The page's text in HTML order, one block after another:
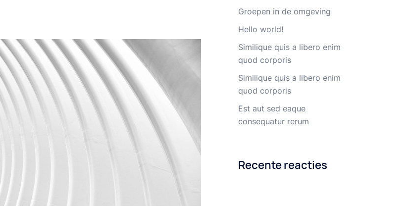
Groepen in de omgeving
Hello world!
Similique quis a libero enim
quod corporis
Similique quis a libero enim
quod corporis
Est aut sed eaque
consequatur rerum
Recente reacties